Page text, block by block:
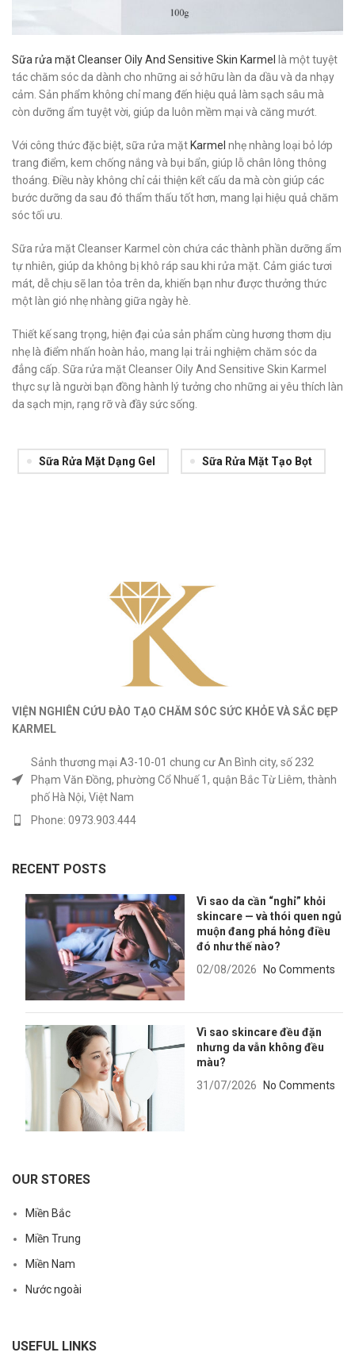
Sữa rửa mặt Cleanser Oily And Sensitive Skin Karmel
là một tuyệt
tác chăm sóc da dành cho những ai sở hữu làn da dầu và da nhạy
cảm. Sản phẩm không chỉ mang đến hiệu quả làm sạch sâu mà
còn dưỡng ẩm tuyệt vời, giúp da luôn mềm mại và căng mướt.
Với công thức đặc biệt, sữa rửa mặt Karmel nhẹ nhàng loại bỏ lớp
trang điểm, kem chống nắng và bụi bẩn, giúp lỗ chân lông thông
thoáng. Điều này không chỉ cải thiện kết cấu da mà còn giúp các
bước dưỡng da sau đó thẩm thấu tốt hơn, mang lại hiệu quả chăm
sóc tối ưu.
Sữa rửa mặt Cleanser Karmel còn chứa các thành phần dưỡng ẩm
tự nhiên, giúp da không bị khô ráp sau khi rửa mặt. Cảm giác tươi
mát, dễ chịu sẽ lan tỏa trên da, khiến bạn như được thưởng thức
một làn gió nhẹ nhàng giữa ngày hè.
Thiết kế sang trọng, hiện đại của sản phẩm cùng hương thơm dịu
nhẹ là điểm nhấn hoàn hảo, mang lại trải nghiệm chăm sóc da
đẳng cấp. Sữa rửa mặt Cleanser Oily And Sensitive Skin Karmel
thực sự là người bạn đồng hành lý tưởng cho những ai yêu thích làn
da sạch mịn, rạng rỡ và đầy sức sống.
Sữa Rửa Mặt Dạng Gel Sữa Rửa Mặt Tạo Bọt
VIỆN NGHIÊN CỨU ĐÀO TẠO CHĂM SÓC SỨC KHỎEVÀSẮC ĐẸP
KARMEL
Sảnh thương mại A3-10-01 chung cư An Bình city, số 232
Phạm Văn Đồng, phường Cổ Nhuế 1, quận Bắc Từ Liêm, thành
phố Hà Nội, Việt Nam
Phone: 0973.903.444
RECENT POSTS
Vì sao da cần “nghỉ” khỏi
skincare — và thói quen ngủ
muộn đang phá hỏng điều
đó như thế nào?
02/08/2026
No Comments
Vì sao skincare đều đặn
nhưng da vẫn không đều
màu?
31/07/2026
No Comments
OUR STORES
Miền Bắc
Miền Trung
Miền Nam
Nước ngoài
USEFUL LINKS